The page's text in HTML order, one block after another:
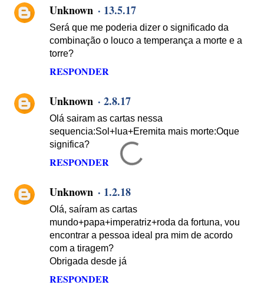
Unknown 13.5.17
Será que me poderia dizer o significado da
combinação o louco a temperança a morte e a
torre?
RESPONDER
Unknown 2.8.17
Olá sairam as cartas nessa
sequencia:Sol+lua+Eremita mais morte:Oque
significa?
RESPONDER
Unknown 1.2.18
Olá, saíram as cartas
mundo+papa+imperatriz+roda da fortuna, vou
encontrar a pessoa ideal pra mim de acordo
com a tiragem?
Obrigada desde já
RESPONDER